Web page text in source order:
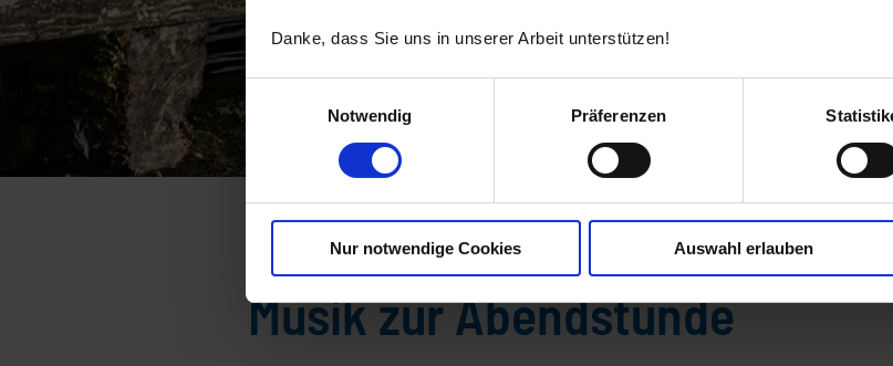
Danke, dass Sie uns in unserer Arbeit unterstützen!
Notwendig
Präferenzen
Nur notwendige Cookies Auswahl erlauben
Startseite Musik zur Abendstunde
Musik zur Abendstunde